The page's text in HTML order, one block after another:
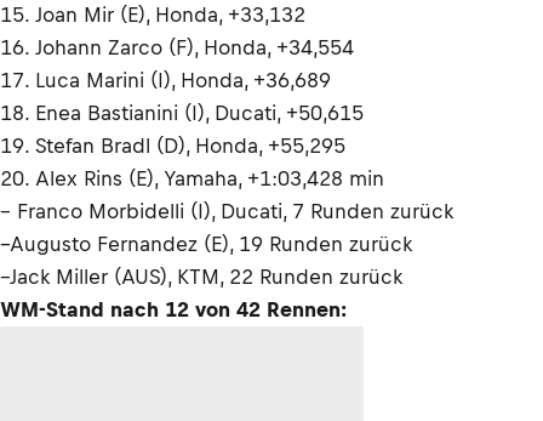
15. Joan Mir (E), Honda, +33,132
16. Johann Zarco (F), Honda, +34,554
17. Luca Marini (I), Honda, +36,689
18. Enea Bastianini (I), Ducati, +50,615
19. Stefan Bradl (D), Honda, +55,295
20. Alex Rins (E), Yamaha, +1:03,428 min
– Franco Morbidelli (I), Ducati, 7 Runden zurück
–Augusto Fernandez (E), 19 Runden zurück
–Jack Miller (AUS), KTM, 22 Runden zurück
WM-Stand nach 12 von 42 Rennen: